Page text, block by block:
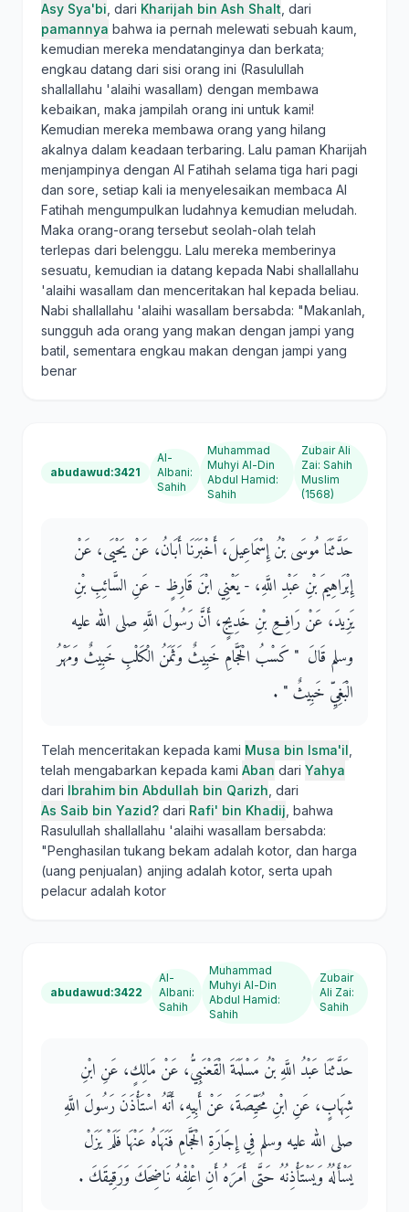
Asy Sya'bi , dari Kharijah bin Ash Shalt , dari
pamannya bahwa ia pernah melewati sebuah kaum,
kemudian mereka mendatanginya dan berkata;
engkau datang dari sisi orang ini (Rasulullah
shallallahu 'alaihi wasallam) dengan membawa
kebaikan, maka jampilah orang ini untuk kami!
Kemudian mereka membawa orang yang hilang
akalnya dalam keadaan terbaring. Lalu paman Kharijah
menjampinya dengan Al Fatihah selama tiga hari pagi
dan sore, setiap kali ia menyelesaikan membaca Al
Fatihah mengumpulkan ludahnya kemudian meludah.
Maka orang-orang tersebut seolah-olah telah
terlepas dari belenggu. Lalu mereka memberinya
sesuatu, kemudian ia datang kepada Nabi shallallahu
'alaihi wasallam dan menceritakan hal kepada beliau.
Nabi shallallahu 'alaihi wasallam bersabda: "Makanlah,
sungguh ada orang yang makan dengan jampi yang
batil, sementara engkau makan dengan jampi yang
benar
abudawud:3421
Al-
Albani:
Sahih
Muhammad
Muhyi Al-Din
Abdul Hamid:
Sahih
Zubair Ali
Zai: Sahih
Muslim
(1568)
حَدَّثَنَا مُوسَى بْنُ إِسْمَاعِيلَ، أَخْبَرَنَا أَبَانُ، عَنْ يَحْيَى، عَنْ
إِبْرَاهِيمَ بْنِ عَبْدِ اللَّهِ، - يَعْنِي ابْنَ قَارِظٍ - عَنِ السَّائِبِ بْنِ
يَزِيدَ، عَنْ رَافِعِ بْنِ خَدِيجٍ، أَنَّ رَسُولَ اللَّهِ صلى الله عليه
وسلم قَالَ ‏ "‏ كَسْبُ الْحَجَّامِ خَبِيثٌ وَثَمَنُ الْكَلْبِ خَبِيثٌ وَمَهْرُ
الْبَغِيِّ خَبِيثٌ ‏"‏ ‏.‏
Telah menceritakan kepada kami Musa bin Isma'il
telah mengabarkan kepada kami Aban dari Yahya
dari Ibrahim bin Abdullah bin Qarizh , dari
As Saib bin Yazid? dari Rafi' bin Khadij , bahwa
Rasulullah shallallahu 'alaihi wasallam bersabda:
"Penghasilan tukang bekam adalah kotor, dan harga
(uang penjualan) anjing adalah kotor, serta upah
pelacur adalah kotor
abudawud:3422
Al-
Albani:
Sahih
Muhammad
Muhyi Al-Din
Abdul Hamid:
Sahih
Zubair
Ali Zai:
Sahih
حَدَّثَنَا عَبْدُ اللَّهِ بْنُ مَسْلَمَةَ الْقَعْنَبِيُّ، عَنْ مَالِكٍ، عَنِ ابْنِ
شِهَابٍ، عَنِ ابْنِ مُحَيِّصَةَ، عَنْ أَبِيهِ، أَنَّهُ اسْتَأْذَنَ رَسُولَ اللَّهِ
صلى الله عليه وسلم فِي إِجَارَةِ الْحَجَّامِ فَنَهَاهُ عَنْهَا فَلَمْ يَزَلْ
يَسْأَلُهُ وَيَسْتَأْذِنُهُ حَتَّى أَمَرَهُ أَنِ اعْلِفْهُ نَاضِحَكَ وَرَقِيقَكَ ‏.‏